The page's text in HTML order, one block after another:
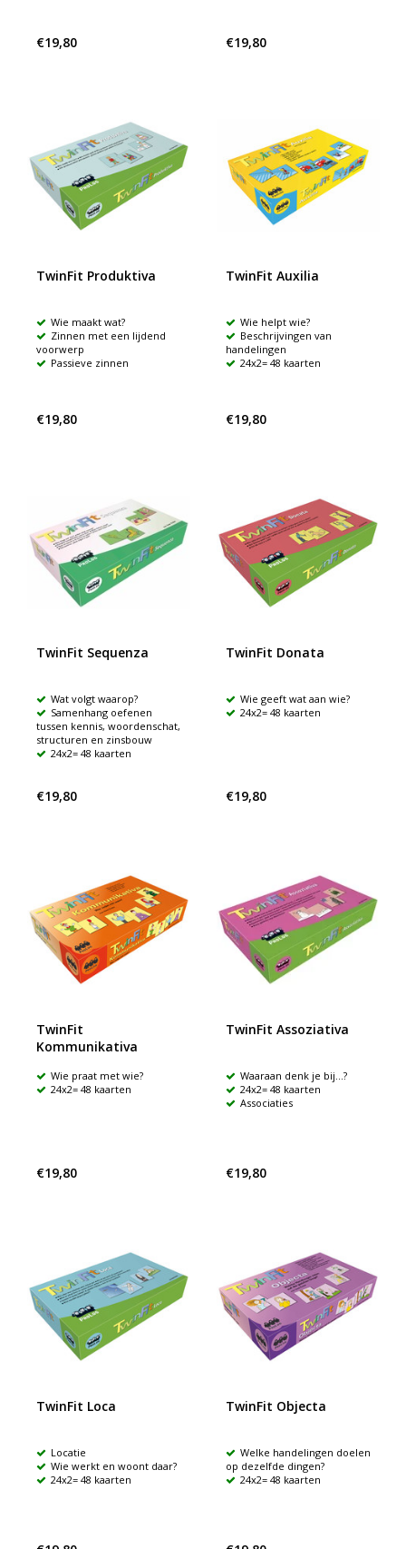
€19,80 €19,80
TwinFit Produktiva
Wie maakt wat?
Zinnen met een lijdend
voorwerp
Passieve zinnen
€19,80
TwinFit Auxilia
Wie helpt wie?
Beschrijvingen van
handelingen
24x2= 48 kaarten
€19,80
TwinFit Sequenza
Wat volgt waarop?
Samenhang oefenen
tussen kennis, woordenschat,
structuren en zinsbouw
24x2= 48 kaarten
€19,80
TwinFit Donata
Wie geeft wat aan wie?
24x2= 48 kaarten
€19,80
TwinFit
Kommunikativa
Wie praat met wie?
24x2= 48 kaarten
€19,80
TwinFit Assoziativa
Waaraan denk je bij...?
24x2= 48 kaarten
Associaties
€19,80
TwinFit Loca
Locatie
Wie werkt en woont daar?
24x2= 48 kaarten
TwinFit Objecta
Welke handelingen doelen
op dezelfde dingen?
24x2= 48 kaarten